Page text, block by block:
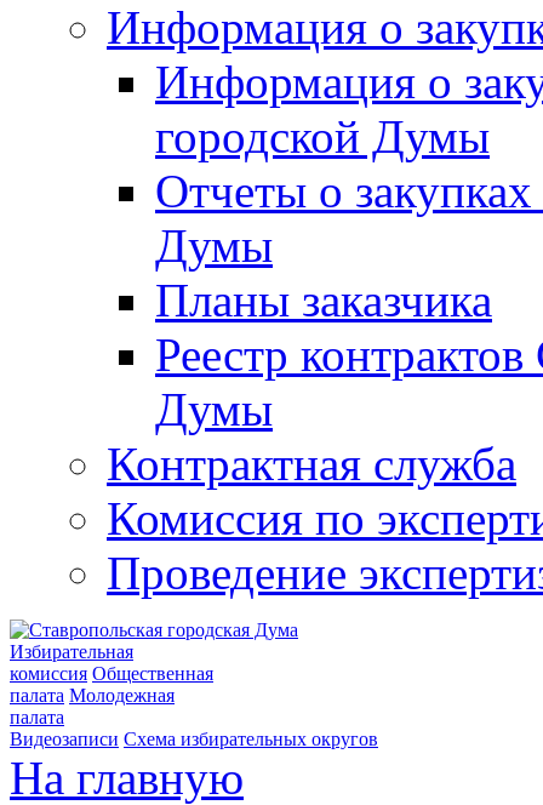
Информация о
Информация о
городской Думы
Отчеты о
Думы
Планы заказчика
Реестр
Думы
Контрактная служба
Комиссия по
Проведение
Избирательная
комиссия Общественная
палата Молодежная
палата
Видеозаписи Схема избирательных округов
На главную